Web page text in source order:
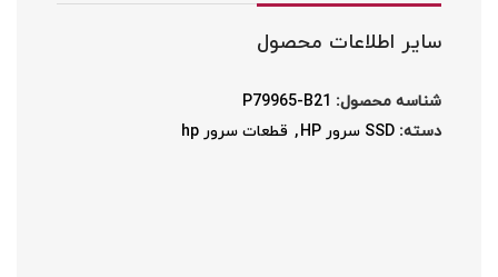
سایر اطلاعات محصول
شناسه محصول: P79965-B21
دسته: SSD سرور HP , قطعات سرور hp